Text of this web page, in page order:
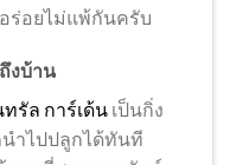
ร่อยไม่แพ้กันครับ
งบ้าน
รัล การ์เด้น เป็นกิ่ง
ำไปปลูกได้ทันที